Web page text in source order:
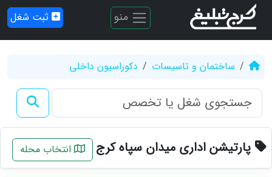
منو ثبت شغل
ساختمان و تاسیسات دکوراسیون داخلی
پارتیشن اداری میدان سپاه کرج انتخاب محله